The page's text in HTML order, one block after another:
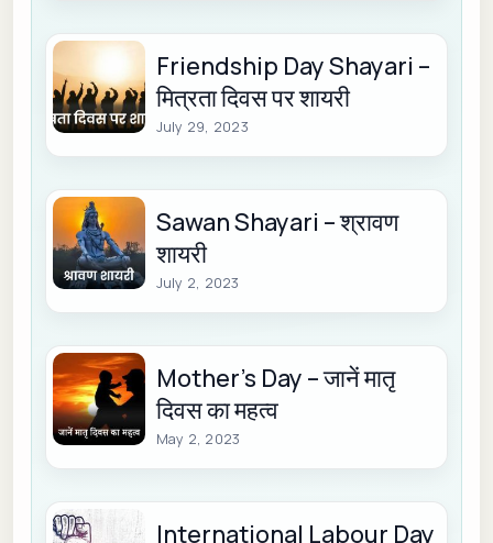
Friendship Day Shayari –
मित्रता दिवस पर शायरी
July 29, 2023
Sawan Shayari – श्रावण
शायरी
July 2, 2023
Mother’s Day – जानें मातृ
दिवस का महत्व
May 2, 2023
International Labour Day